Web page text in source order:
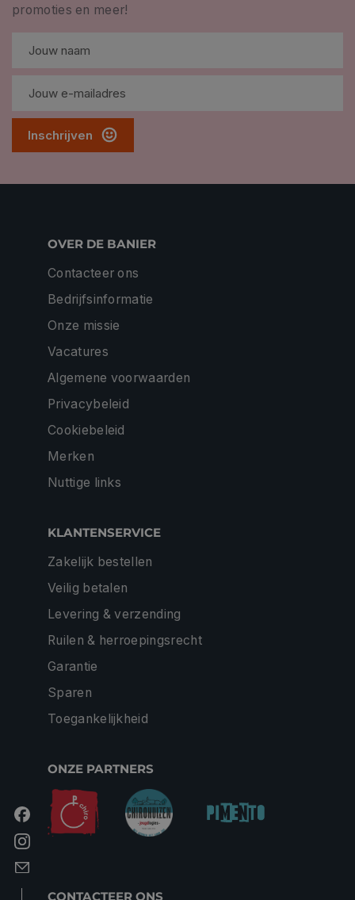
promoties en meer!
Inschrijven
OVER DE BANIER
Contacteer ons
Bedrijfsinformatie
Onze missie
Vacatures
Algemene voorwaarden
Privacybeleid
Cookiebeleid
Merken
Nuttige links
KLANTENSERVICE
Zakelijk bestellen
Veilig betalen
Levering & verzending
Ruilen & herroepingsrecht
Garantie
Sparen
Toegankelijkheid
ONZE PARTNERS
CONTACTEER ONS